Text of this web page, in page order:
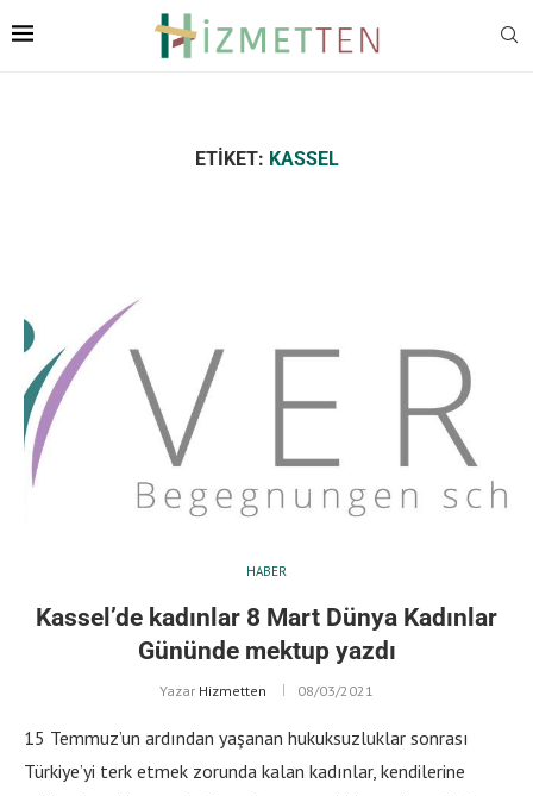
ETIKET: KASSEL
HABER
Kassel’de kadınlar 8 Mart Dünya Kadınlar
Gününde mektup yazdı
Yazar Hizmetten 08/03/2021
15 Temmuz’un ardından yaşanan hukuksuzluklar sonrası
Türkiye’yi terk etmek zorunda kalan kadınlar, kendilerine